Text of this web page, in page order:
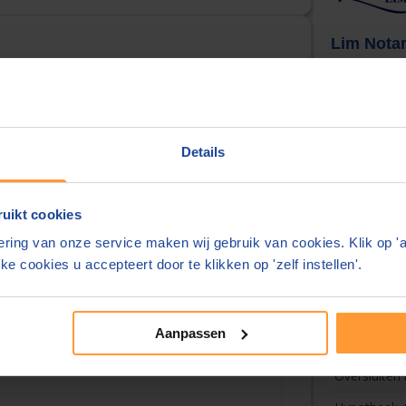
Details
cookies
van onze service maken wij gebruik van cookies. Klik op
cookies u accepteert door te klikken op 'zelf instellen'.
Aanpassen
Lim
Hypotheek
Hypotheek
Oversluiten